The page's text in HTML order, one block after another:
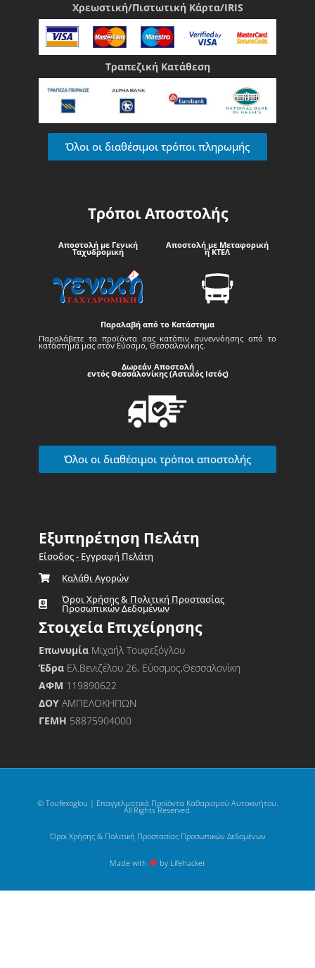
Χρεωστική/Πιστωτική Κάρτα/IRIS
Τραπεζική Κατάθεση
Όλοι οι διαθέσιμοι τρόποι πληρωμής
Τρόποι Αποστολής
Αποστολή με Γενική
Ταχυδρομική
Αποστολή με Μεταφορική
ή ΚΤΕΛ
Παραλαβή από το Κατάστημα
Παραλάβετε τα προϊόντα σας κατόπιν συνεννόησης από το
κατάστημά μας στον Εύοσμο, Θεσσαλονίκης.
Δωρεάν Αποστολή
εντός Θεσσαλονίκης (Αστικός Ιστός)
Όλοι οι διαθέσιμοι τρόποι αποστολής
Εξυπηρέτηση Πελάτη
Είσοδος - Εγγραφή Πελάτη
Καλάθι Αγορών
Όροι Χρήσης & Πολιτική Προστασίας
Προσωπικών Δεδομένων
Στοιχεία Επιχείρησης
Επωνυμία Μιχαήλ Τουφεξόγλου
Έδρα Ελ.Βενιζέλου 26, Εύοσμος,Θεσσαλονίκη
ΑΦΜ 119890622
ΔΟΥΑΜΠΕΛΟΚΗΠΩΝ
ΓΕΜΗ 58875904000
© Toufexoglou | Επαγγελματικά Προϊόντα Καθαρισμού Αυτοκινήτου.
All Rights Reserved.
Όροι Χρήσης & Πολιτική Προστασίας Προσωπικών Δεδομένων
Made with by Lifehacker